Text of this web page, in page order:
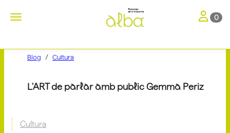
Toggle navigation Toggle
0
Blog Cultura
L'ART de parlar amb public Gemma Periz
Cultura